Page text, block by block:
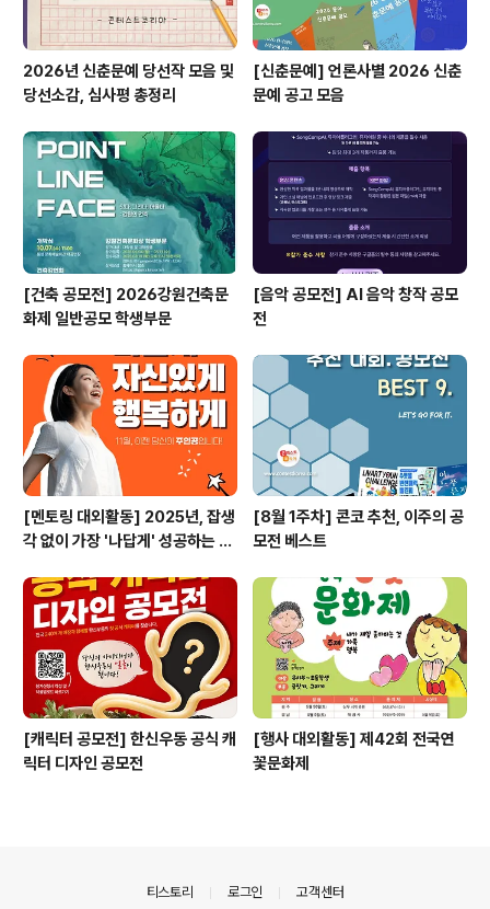
2026년 신춘문예 당선작 모음 및
당선소감, 심사평 총정리
[신춘문예] 언론사별 2026 신춘
문예 공고 모음
[건축 공모전] 2026강원건축문
화제 일반공모 학생부문
[음악 공모전] AI 음악 창작 공모
전
[멘토링 대외활동] 2025년, 잡생
각 없이 가장 '나답게' 성공하는 법
[8월 1주차] 콘코 추천, 이주의 공
모전 베스트
[캐릭터 공모전] 한신우동 공식 캐
릭터 디자인 공모전
[행사 대외활동] 제42회 전국연
꽃문화제
티스토리 로그인 고객센터